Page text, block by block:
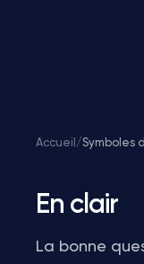
Accueil /Symboles
En clair
La bonne